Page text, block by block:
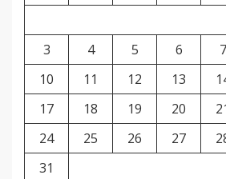
3
4 5 6 7
10
11 12 13
17
18 19 20
24
25 26 27
31